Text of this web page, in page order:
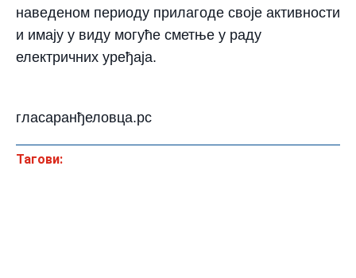
наведеном периоду прилагоде своје активности
и имају у виду могуће сметње у раду
електричних уређаја.
гласаранђеловца.рс
Тагови: